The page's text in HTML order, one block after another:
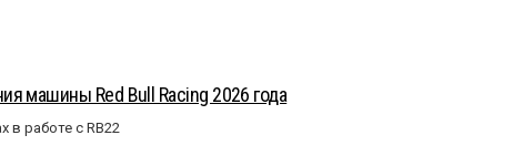
машины Red Bull Racing 2026 года
в работе с RB22